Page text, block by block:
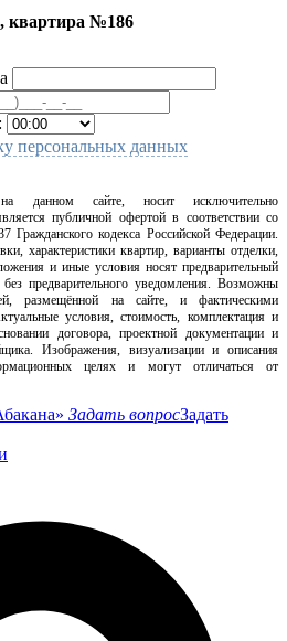
квартира №186
персональных данных
данном сайте, носит исключительно
публичной офертой в соответствии со
Гражданского кодекса Российской Федерации.
характеристики квартир, варианты отделки,
и иные условия носят предварительный
предварительного уведомления. Возможны
размещённой на сайте, и фактическими
условия, стоимость, комплектация и
договора, проектной документации и
Изображения, визуализации и описания
целях и могут отличаться от
Задать вопросЗадать